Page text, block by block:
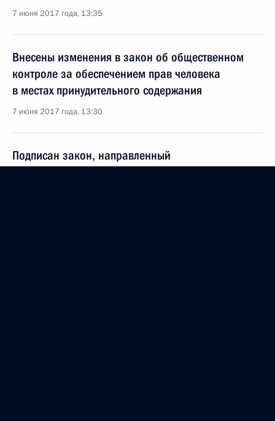
7 июня 2017 года, 13:35
Внесены изменения в закон об общественном
контроле за обеспечением прав человека
в местах принудительного содержания
7 июня 2017 года, 13:30
Подписан закон, направленный